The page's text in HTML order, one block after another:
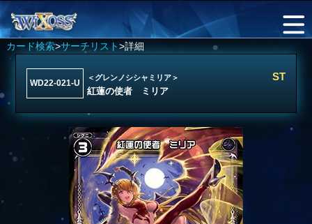
カード検索>サーチリスト>詳細
WD22-021-U
＜グレンノシシャミリア＞
紅蓮の使者 ミリア
ST